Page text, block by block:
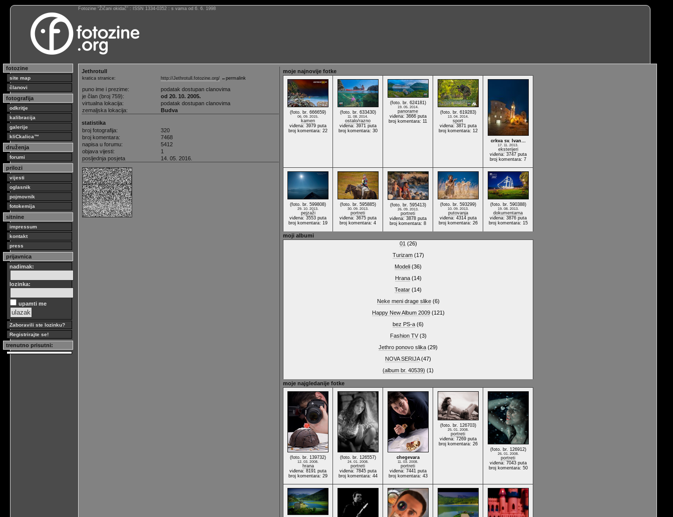
Fotozine “Žičani okidač” : ISSN 1334-0352 : s vama od 6. 6. 1998
fotozine
site map
članovi
fotografija
odkritje
kalibracija
galerije
kliCkalica™
druženja
forumi
prilozi
vijesti
oglasnik
pojmovnik
fotokemija
sitnine
impressum
kontakt
press
prijavnica
nadimak:
lozinka:
upamti me
Zaboravili ste lozinku?
Registrirajte se!
trenutno prisutni:
Jethrotull
kratica stranice: http://Jethrotull.fotozine.org/ ←permalink
puno ime i prezime:
podatak dostupan clanovima
je član (broj 759):
od 20. 10. 2005.
virtualna lokacija:
podatak dostupan clanovima
zemaljska lokacija:
Budva
statistika
broj fotografija:
320
broj komentara:
7468
napisa u forumu:
5412
objava vijesti:
1
posljednja posjeta
14. 05. 2016.
moje najnovije fotke
(foto. br. 666659)
06. 09. 2015.
kamen
viđena: 3979 puta
broj komentara: 22
(foto. br. 633430)
11. 08. 2014.
ostalo/razno
viđena: 3971 puta
broj komentara: 30
(foto. br. 624181)
19. 05. 2014.
panorame
viđena: 3666 puta
broj komentara: 11
(foto. br. 619283)
13. 04. 2014.
sport
viđena: 3871 puta
broj komentara: 12
crkva sv. Ivan…
17. 11. 2013.
eksterijeri
viđena: 3747 puta
broj komentara: 7
(foto. br. 599808)
29. 10. 2013.
pejzaži
viđena: 3553 puta
broj komentara: 19
(foto. br. 595885)
30. 09. 2013.
portreti
viđena: 3675 puta
broj komentara: 4
(foto. br. 595413)
26. 09. 2013.
portreti
viđena: 3878 puta
broj komentara: 8
(foto. br. 593299)
10. 09. 2013.
putovanja
viđena: 4314 puta
broj komentara: 26
(foto. br. 590388)
19. 08. 2013.
dokumentarna
viđena: 3876 puta
broj komentara: 15
moji albumi
01 (26)
Turizam(17)
Modeli (36)
Hrana(14)
Teatar (14)
Neke meni drage slike(6)
Happy New Album 2009(121)
bez PS-a (6)
Fashion TV(3)
Jethro ponovo slika (29)
NOVA SERIJA(47)
(album br. 40539) (1)
moje najgledanije fotke
(foto. br. 139732)
12. 03. 2008.
hrana
viđena: 8191 puta
broj komentara: 29
(foto. br. 126557)
24. 01. 2008.
portreti
viđena: 7845 puta
broj komentara: 44
chegevara
11. 03. 2008.
portreti
viđena: 7441 puta
broj komentara: 43
(foto. br. 126703)
25. 01. 2008.
portreti
viđena: 7269 puta
broj komentara: 26
(foto. br. 126912)
26. 01. 2008.
portreti
viđena: 7043 puta
broj komentara: 50